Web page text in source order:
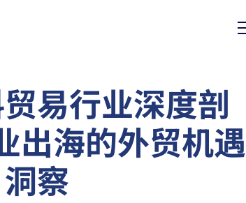
易行业深度剖
出海的外贸机遇
洞察